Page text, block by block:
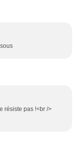
résiste pas !<br />